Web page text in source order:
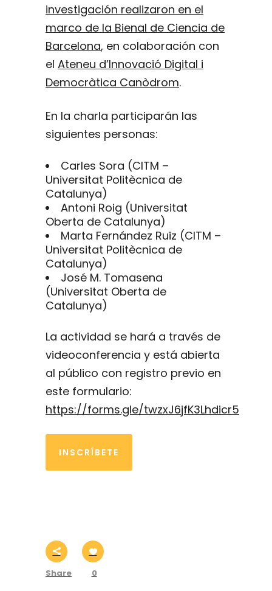
investigación realizaron en el
marco de la Bienal de Ciencia de
Barcelona, en colaboración con
el Ateneu d’Innovació Digital i
Democràtica Canòdrom.
En la charla participarán las
siguientes personas:
Carles Sora (CITM –
Universitat Politècnica de
Catalunya)
Antoni Roig (Universitat
Oberta de Catalunya)
Marta Fernández Ruiz (CITM –
Universitat Politècnica de
Catalunya)
José M. Tomasena
(Universitat Oberta de
Catalunya)
La actividad se hará a través de
videoconferencia y está abierta
al público con registro previo en
este formulario:
https://forms.gle/twzxJ6jfK3Lhdicr5
INSCRÍBETE
Share 0